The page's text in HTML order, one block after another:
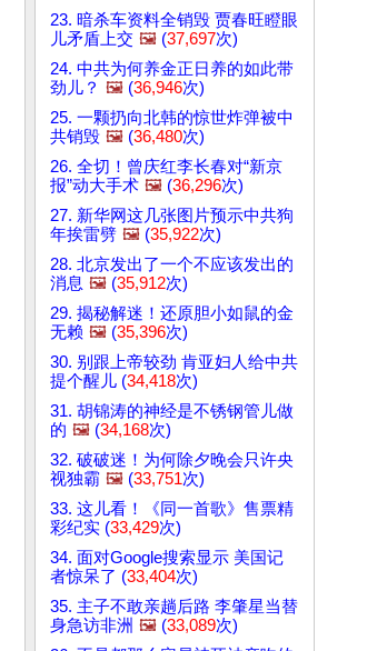
23. 暗杀车资料全销毁 贾春旺瞪眼
儿矛盾上交 🖼️ (37,697次)
24. 中共为何养金正日养的如此带
劲儿？ 🖼️ (36,946次)
25. 一颗扔向北韩的惊世炸弹被中
共销毁 🖼️ (36,480次)
26. 全切！曾庆红李长春对“新京
报”动大手术 🖼️ (36,296次)
27. 新华网这几张图片预示中共狗
年挨雷劈 🖼️ (35,922次)
28. 北京发出了一个不应该发出的
消息 🖼️ (35,912次)
29. 揭秘解迷！还原胆小如鼠的金
无赖 🖼️ (35,396次)
30. 别跟上帝较劲 肯亚妇人给中共
提个醒儿 (34,418次)
31. 胡锦涛的神经是不锈钢管儿做
的 🖼️ (34,168次)
32. 破破迷！为何除夕晚会只许央
视独霸 🖼️ (33,751次)
33. 这儿看！《同一首歌》售票精
彩纪实 (33,429次)
34. 面对Google搜索显示 美国记
者惊呆了 (33,404次)
35. 主子不敢亲趟后路 李肇星当替
身急访非洲 🖼️ (33,089次)